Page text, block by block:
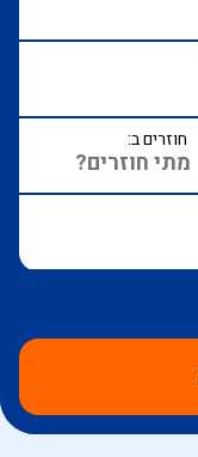
חוזרים ב: